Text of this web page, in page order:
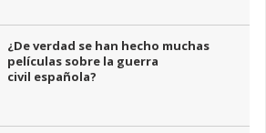
¿De verdad se han hecho muchas
películas sobre la guerra
civil española?